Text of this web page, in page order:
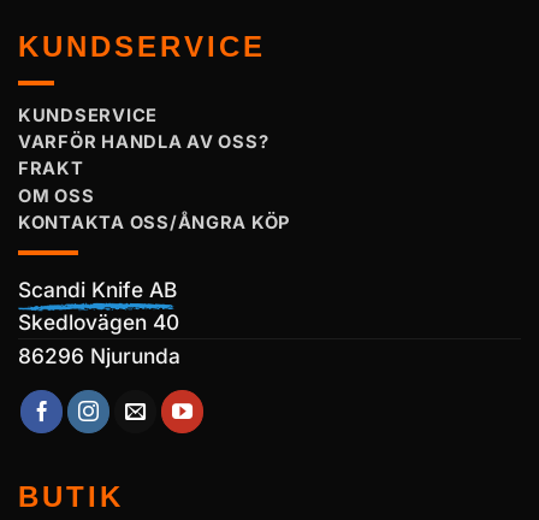
KUNDSERVICE
KUNDSERVICE
VARFÖR HANDLA AV OSS?
FRAKT
OM OSS
KONTAKTA OSS/ÅNGRA KÖP
Scandi Knife AB
Skedlovägen 40
86296 Njurunda
BUTIK